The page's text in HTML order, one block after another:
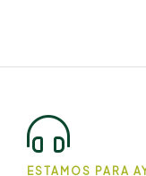
ESTAMOS PARA